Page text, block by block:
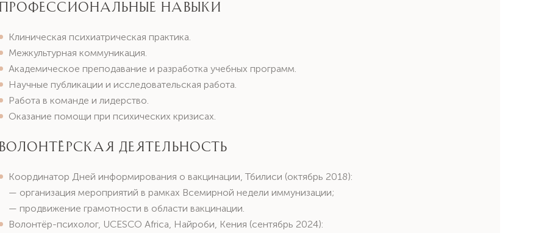
Профессиональные навыки
Клиническая психиатрическая практика.
Межкультурная коммуникация.
Академическое преподавание и разработка учебных программ.
Научные публикации и исследовательская работа.
Работа в команде и лидерство.
Оказание помощи при психических кризисах.
Волонтёрская деятельность
Координатор Дней информирования о вакцинации, Тбилиси (октябрь 2018):
— организация мероприятий в рамках Всемирной недели иммунизации;
— продвижение грамотности в области вакцинации.
Волонтёр-психолог, UCESCO Africa, Найроби, Кения (сентябрь 2024):